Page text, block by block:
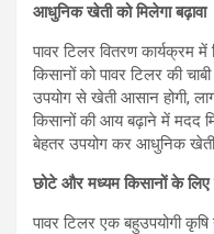
आधुनिक खेती को मिलेगा बढ़ावा
पावर टिलर वितरण कार्यक्रम
किसानों को पावर टिलर की
उपयोग से खेती आसान होगी,
किसानों की आय बढ़ाने में मदद
बेहतर उपयोग कर आधुनिक
छोटे और मध्यम किसानों के लिए
पावर टिलर एक बहुउपयोगी